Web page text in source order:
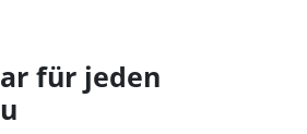
für jeden